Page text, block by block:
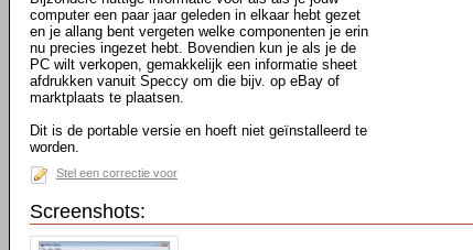
computer een paar jaar geleden in elkaar hebt gezet
en je allang bent vergeten welke componenten je erin
nu precies ingezet hebt. Bovendien kun je als je de
PC wilt verkopen, gemakkelijk een informatie sheet
afdrukken vanuit Speccy om die bijv. op eBay of
marktplaats te plaatsen.
Dit is de portable versie en hoeft niet geïnstalleerd te
worden.
Stel een correctie voor
Screenshots: